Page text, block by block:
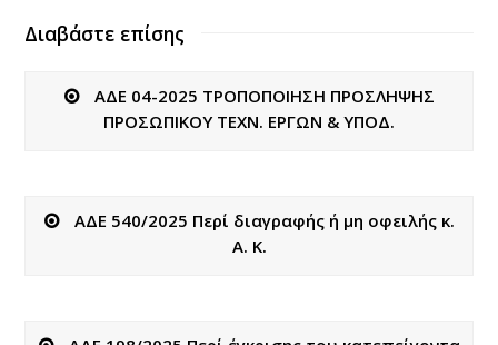
Διαβάστε επίσης
ΑΔΕ 04-2025 ΤΡΟΠΟΠΟΙΗΣΗ ΠΡΟΣΛΗΨΗΣ
ΠΡΟΣΩΠΙΚΟΥ ΤΕΧΝ. ΕΡΓΩΝ & ΥΠΟΔ.
ΑΔΕ 540/2025 Περί διαγραφής ή μη οφειλής κ.
Α. Κ.